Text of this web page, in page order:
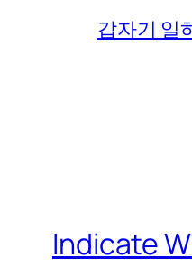
갑자기 일
Indicate